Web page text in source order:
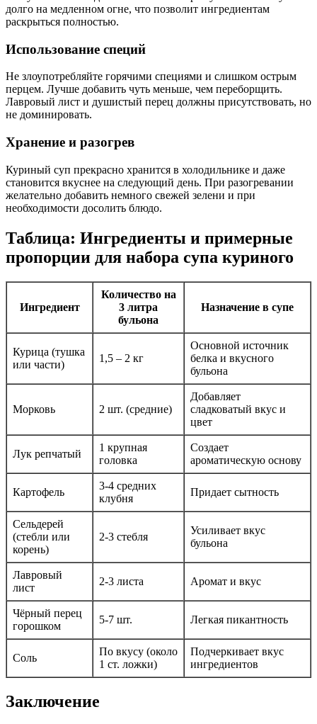
долго на медленном огне, что позволит ингредиентам
раскрыться полностью.
Использование специй
Не злоупотребляйте горячими специями и слишком острым
перцем. Лучше добавить чуть меньше, чем переборщить.
Лавровый лист и душистый перец должны присутствовать, но
не доминировать.
Хранение и разогрев
Куриный суп прекрасно хранится в холодильнике и даже
становится вкуснее на следующий день. При разогревании
желательно добавить немного свежей зелени и при
необходимости досолить блюдо.
Таблица: Ингредиенты и примерные
пропорции для набора супа куриного
Ингредиент
Количество на
3 литра
бульона
Назначение в супе
Курица (тушка
или части)
1,5 – 2 кг
Основной источник
белка и вкусного
бульона
Морковь 2 шт. (средние)
Добавляет
сладковатый вкус и
цвет
Лук репчатый
1 крупная
головка
Создает
ароматическую основу
Картофель
3-4 средних
клубня
Придает сытность
Сельдерей
(стебли или
корень)
2-3 стебля
Усиливает вкус
бульона
Лавровый
лист
2-3 листа Аромат и вкус
Чёрный перец
горошком
5-7 шт. Легкая пикантность
Соль
По вкусу (около
1 ст. ложки)
Подчеркивает вкус
ингредиентов
Заключение